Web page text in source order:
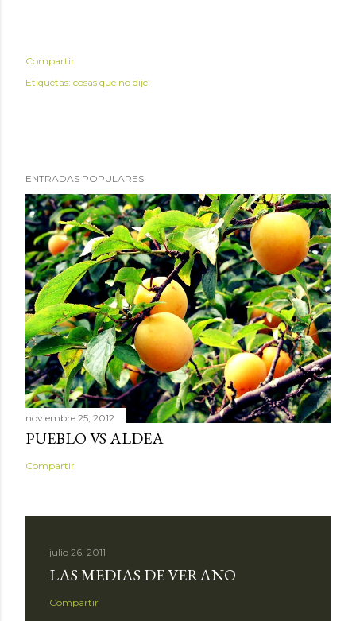
Compartir
Etiquetas: cosas que no dije
ENTRADAS POPULARES
noviembre 25, 2012
PUEBLO VS ALDEA
Compartir
julio 26, 2011
LAS MEDIAS DE VERANO
Compartir